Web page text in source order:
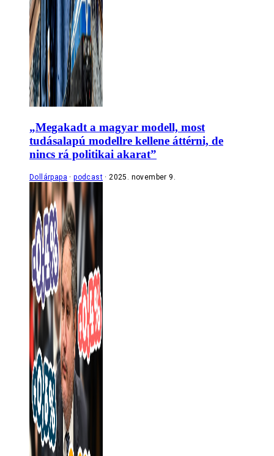
„Megakadt a magyar modell, most
tudásalapú modellre kellene áttérni, de
nincs rá politikai akarat”
Dollárpapa podcast 2025. november 9.